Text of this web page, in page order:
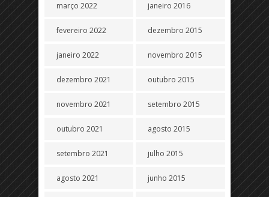
março 2022
fevereiro 2022
janeiro 2022
dezembro 2021
novembro 2021
outubro 2021
setembro 2021
agosto 2021
janeiro 2016
dezembro 2015
novembro 2015
outubro 2015
setembro 2015
agosto 2015
julho 2015
junho 2015